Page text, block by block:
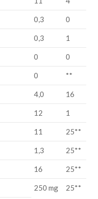
0,3 0
0,3 1
0 0
0 **
4,0 16
12 1
11 25**
1,3 25**
16 25**
250 mg 25**